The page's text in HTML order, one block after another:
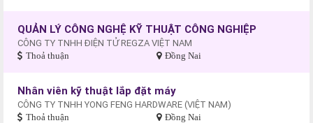
QUẢN LÝ CÔNG NGHỆ KỸ THUẬT CÔNG NGHIỆP
CÔNG TY TNHH ĐIỆN TỬ REGZA VIỆT NAM
Thoả thuận Đồng Nai
Nhân viên kỹ thuật lắp đặt máy
CÔNG TY TNHH YONG FENG HARDWARE (VIỆT NAM)
Thoả thuận Đồng Nai